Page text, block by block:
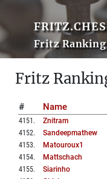
Fritz
Fritz
# Name
4151 . Znitram
4152. Sandeepmathew
4153. Matouroux1
4154. Mattschach
4155. Siarinho